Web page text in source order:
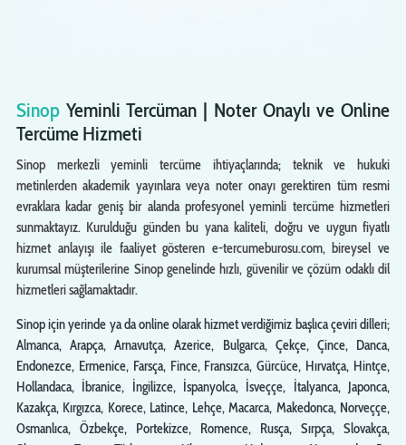
Sinop Yeminli Tercüman | Noter Onaylı ve Online
Tercüme Hizmeti
Sinop merkezli yeminli tercüme ihtiyaçlarında; teknik ve hukuki
metinlerden akademik yayınlara veya noter onayı gerektiren tüm resmi
evraklara kadar geniş bir alanda profesyonel yeminli tercüme hizmetleri
sunmaktayız. Kurulduğu günden bu yana kaliteli, doğru ve uygun fiyatlı
hizmet anlayışı ile faaliyet gösteren e-tercumeburosu.com, bireysel ve
kurumsal müşterilerine Sinop genelinde hızlı, güvenilir ve çözüm odaklı dil
hizmetleri sağlamaktadır.
Sinop için yerinde ya da online olarak hizmet verdiğimiz başlıca çeviri dilleri;
Almanca, Arapça, Arnavutça, Azerice, Bulgarca, Çekçe, Çince, Danca,
Endonezce, Ermenice, Farsça, Fince, Fransızca, Gürcüce, Hırvatça, Hintçe,
Hollandaca, İbranice, İngilizce, İspanyolca, İsveççe, İtalyanca, Japonca,
Kazakça, Kırgızca, Korece, Latince, Lehçe, Macarca, Makedonca, Norveççe,
Osmanlıca, Özbekçe, Portekizce, Romence, Rusça, Sırpça, Slovakça,